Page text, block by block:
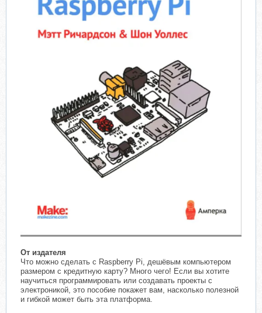
От издателя
Что можно сделать с Raspberry Pi, дешёвым компьютером
размером с кредитную карту? Много чего! Если вы хотите
научиться программировать или создавать проекты с
электроникой, это пособие покажет вам, насколько полезной
и гибкой может быть эта платформа.